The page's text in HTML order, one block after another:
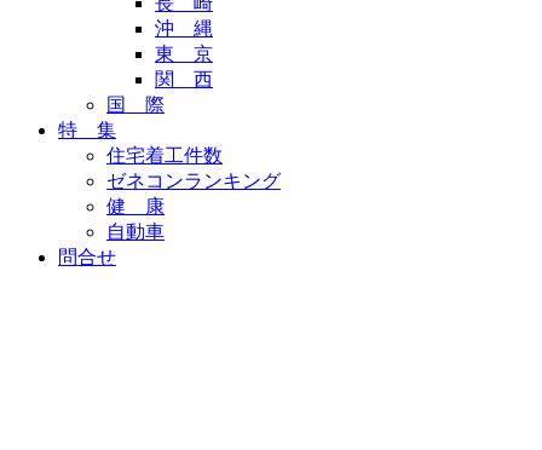
沖 縄
東 京
関 西
国 際
特 集
住宅着工件数
ゼネコンランキング
健 康
自動車
問合せ